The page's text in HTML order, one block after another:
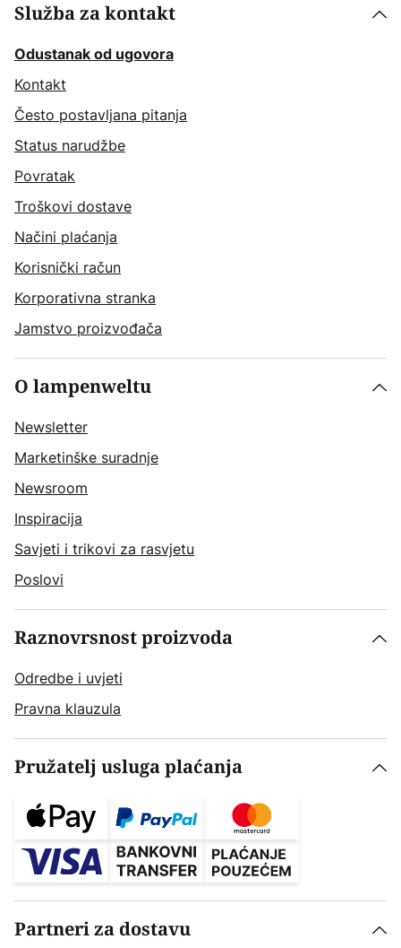
Služba za kontakt
Odustanak od ugovora
Kontakt
Često postavljana pitanja
Status narudžbe
Povratak
Troškovi dostave
Načini plaćanja
Korisnički račun
Korporativna stranka
Jamstvo proizvođača
O lampenweltu
Newsletter
Marketinške suradnje
Newsroom
Inspiracija
Savjeti i trikovi za rasvjetu
Poslovi
Raznovrsnost proizvoda
Odredbe i uvjeti
Pravna klauzula
Pružatelj usluga plaćanja
Partneri za dostavu